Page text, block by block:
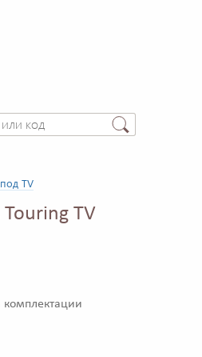
TV
TV
комплектации